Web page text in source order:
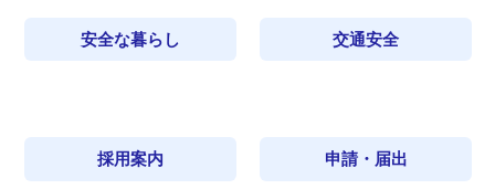
安全な暮らし 交通安全
採用案内 申請・届出